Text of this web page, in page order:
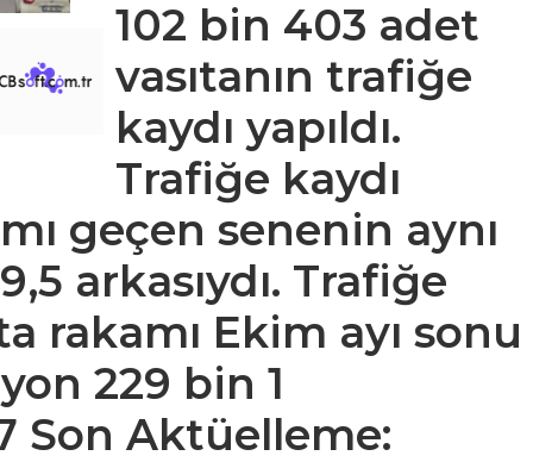
102 bin 403 adet
vasıtanın trafiğe
kaydı yapıldı.
Trafiğe kaydı
geçen senenin aynı
arkasıydı. Trafiğe
rakamı Ekim ayı sonu
229 bin 1
Son Aktüelleme: